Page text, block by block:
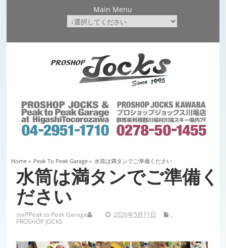
Main Menu
Home» Peak To Peak Garage » 水筒は満タンでご準備ください
水筒は満タンでご準備く
ださい
staff 2026年5月11日
Peak to Peak Garage
,
PROSHOP JOCKS